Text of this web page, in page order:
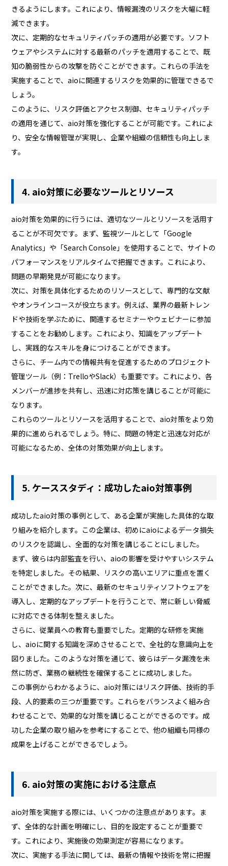
きるようにします。これにより、情報漏洩のリスクを大幅に軽
減できます。
次に、定期的なセキュリティパッチの適用が必要です。ソフト
ウェアやシステムに対する最新のパッチを適用することで、既
知の脆弱性からの攻撃を防ぐことができます。これらの手法を
実施することで、aioに関連するリスクを効果的に管理できるで
しょう。
このように、リスク評価とアクセス制御、セキュリティパッチ
の適用を通じて、aio対策を強化することが可能です。これによ
り、安全な情報管理が実現し、企業や組織の信頼性も向上しま
す。
4. aio対策に必要なツールとリソース
aio対策を効果的に行うには、適切なツールとリソースを活用す
ることが不可欠です。まず、監視ツールとして「Google
Analytics」や「Search Console」を使用することで、サイトの
パフォーマンスをリアルタイムで把握できます。これにより、
問題の早期発見が可能になります。
次に、対策を具体化するためのリソースとして、専門的な文献
やオンラインコースが役立ちます。例えば、業界の最新トレン
ドや技術を学ぶために、関連するセミナーやウェビナーに参加
することをお勧めします。これにより、知識をアップデート
し、実践的なスキルを身につけることができます。
さらに、チーム内での情報共有を促進するためのプロジェクト
管理ツール（例：TrelloやSlack）も重要です。これにより、各
メンバーが進捗を共有し、迅速に対応策を講じることが可能に
なります。
これらのツールとリソースを活用することで、aio対策をより効
果的に進められるでしょう。特に、問題の特定と迅速な対応が
可能になるため、全体の対策効果が向上します。
5. ケーススタディ：成功したaio対策事例
成功したaio対策の事例として、ある企業が実施した具体的な取
り組みを紹介します。この企業は、初めにaioによるデータ損失
のリスクを認識し、全面的な対策を講じることにしました。
まず、彼らは内部監査を行い、aioの影響を受けやすいシステム
を特定しました。その結果、リスクの高いエリアに重点を置く
ことができました。次に、最新のセキュリティソフトウェアを
導入し、定期的なアップデートを行うことで、常に新しい脅威
に対応できる体制を整えました。
さらに、従業員への教育も重要でした。定期的な研修を実施
し、aioに関する知識を深めさせることで、全社的な意識向上を
図りました。このような対策を通じて、彼らはデータ漏洩を未
然に防ぎ、業務の継続性を確保することに成功しました。
この事例からわかるように、aio対策にはリスク評価、技術的手
段、人的要素の三つが重要です。これらをバランスよく組み合
わせることで、効果的な対策を講じることができるのです。成
功した企業の取り組みを参考にすることで、他の組織も同様の
成果を上げることができるでしょう。
6. aio対策の実施における注意点
aio対策を実施する際には、いくつかの注意点があります。ま
ず、全体的な計画を明確にし、目的を設定することが重要で
す。これにより、実施後の効果測定が容易になります。
次に、実施する手法に関しては、最新の情報や技術を常に把握